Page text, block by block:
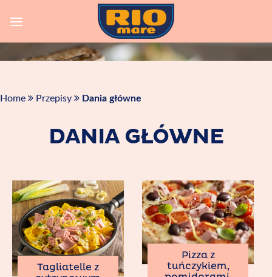
Home Przepisy Dania główne
DANIA GŁÓWNE
Tagliatelle z
Pizza z
tuńczykiem,